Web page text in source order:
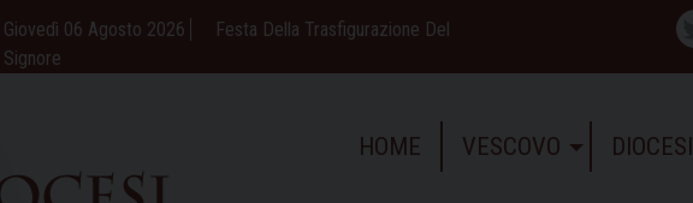
Giovedì 06 Agosto 2026
Festa Della Trasfigurazione Del
Signore
HOME VESCOVO DIOCESI